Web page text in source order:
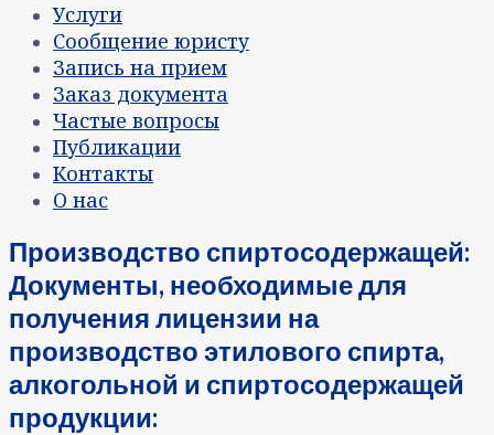
Услуги
Сообщение юристу
Запись на прием
Заказ документа
Частые вопросы
Публикации
Контакты
О нас
Производство спиртосодержащей:
Документы, необходимые для
получения лицензии на
производство этилового спирта,
алкогольной и спиртосодержащей
продукции: